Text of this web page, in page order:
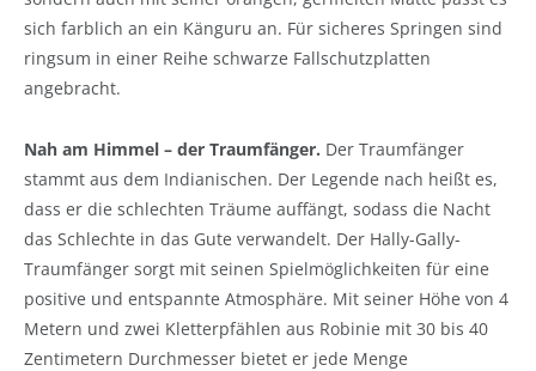
sich farblich an ein Känguru an. Für sicheres Springen sind
ringsum in einer Reihe schwarze Fallschutzplatten
angebracht.
Nah am Himmel – der Traumfänger. Der Traumfänger
stammt aus dem Indianischen. Der Legende nach heißt es,
dass er die schlechten Träume auffängt, sodass die Nacht
das Schlechte in das Gute verwandelt. Der Hally-Gally-
Traumfänger sorgt mit seinen Spielmöglichkeiten für eine
positive und entspannte Atmosphäre. Mit seiner Höhe von 4
Metern und zwei Kletterpfählen aus Robinie mit 30 bis 40
Zentimetern Durchmesser bietet er jede Menge